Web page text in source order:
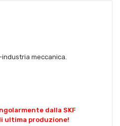
meccanica.
dalla SKF
ultima produzione!